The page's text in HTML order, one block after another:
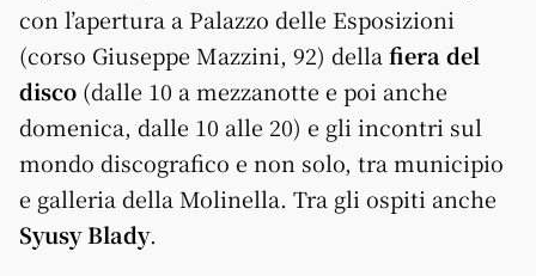
con l’apertura a Palazzo delle Esposizioni
(corso Giuseppe Mazzini, 92) della fiera del
disco (dalle 10 a mezzanotte e poi anche
domenica, dalle 10 alle 20) e gli incontri sul
mondo discografico e non solo, tra municipio
e galleria della Molinella. Tra gli ospiti anche
Syusy Blady.